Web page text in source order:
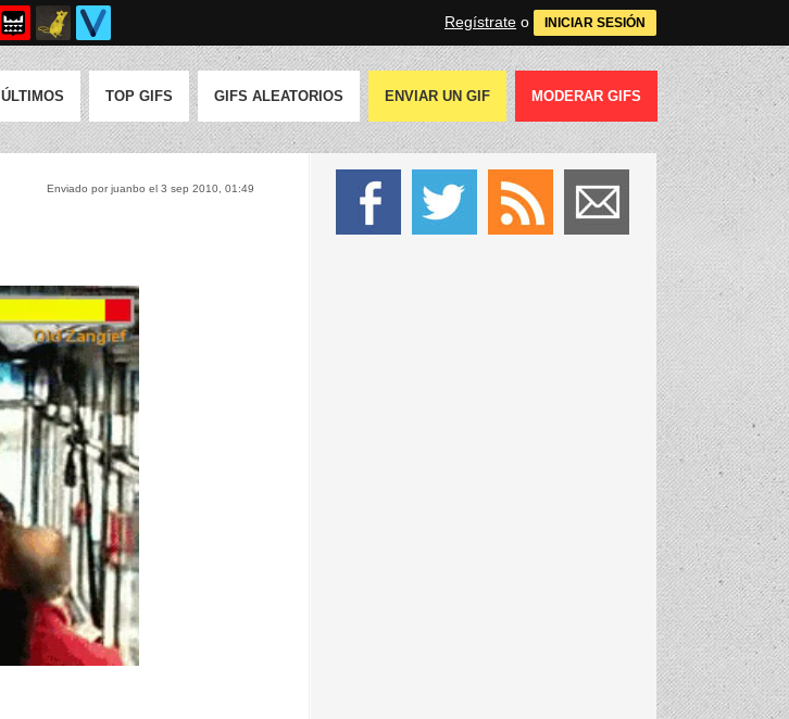
Regístrate o INICIAR SESIÓN
ÚLTIMOS TOP GIFS GIFS ALEATORIOS ENVIAR UN GIF MODERAR GIFS
Enviado por juanbo el 3 sep 2010, 01:49